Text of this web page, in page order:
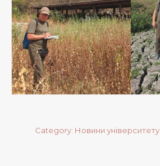
Category: Новини університету